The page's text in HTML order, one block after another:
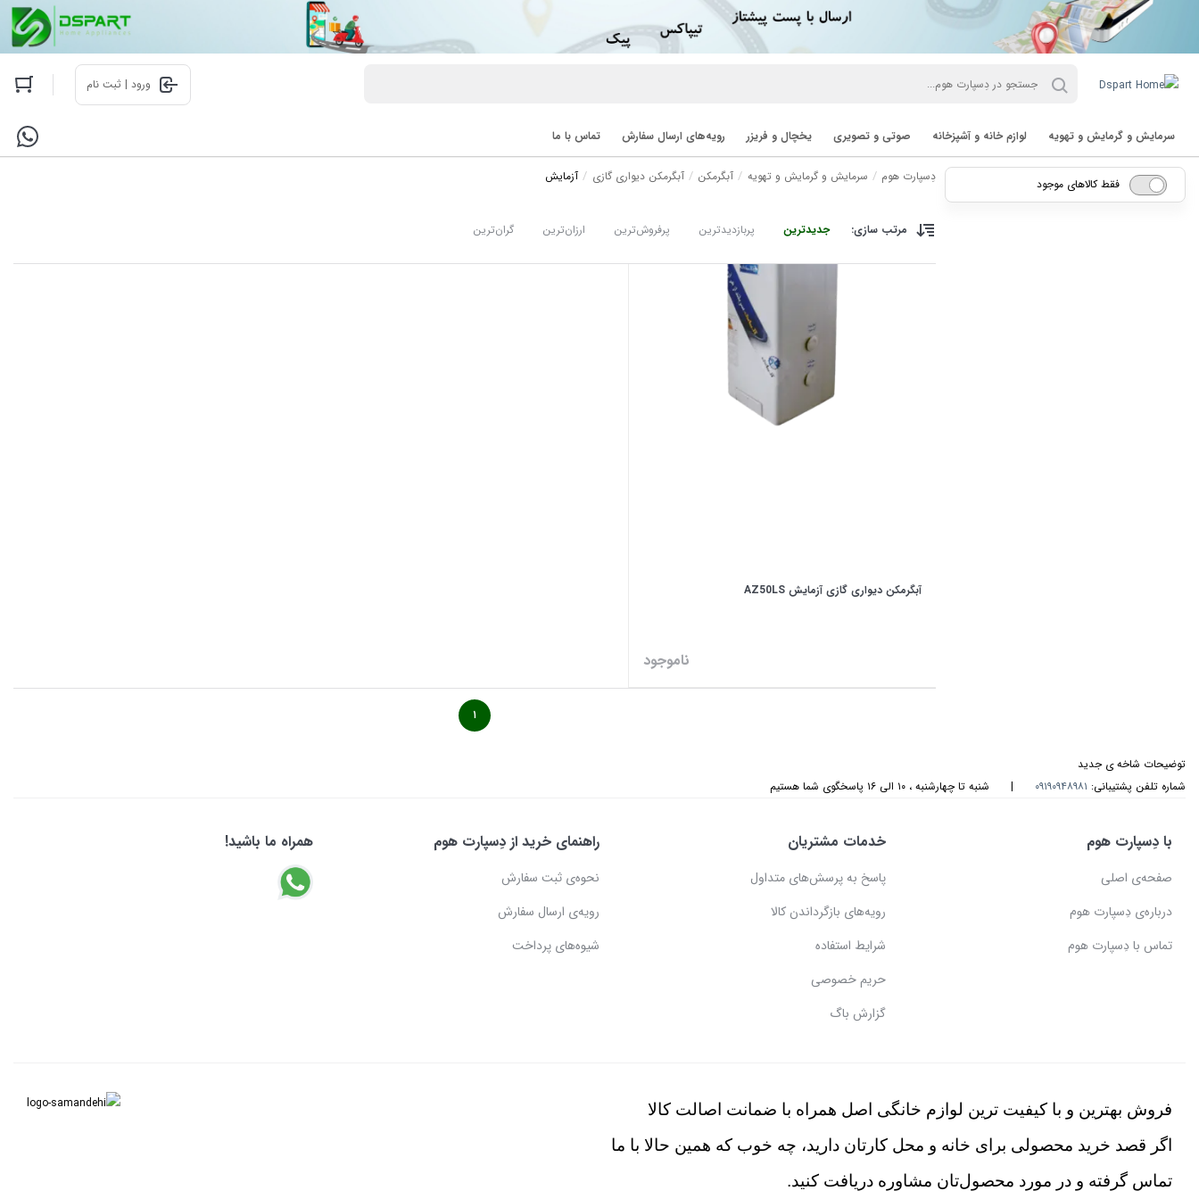
ورود | ثبت نام
سرمایش و گرمایش و تهویه لوازم خانه و آشپزخانه صوتی و تصویری یخچال و فریزر رویه‌های ارسال سفارش تماس با ما
دِسپارت هوم سرمایش و گرمایش و تهویه آبگرمکن آبگرمکن دیواری گازی آزمایش
مرتب سازی: جدیدترین پربازدیدترین پرفروش‌ترین ارزان‌ترین گران‌ترین
آبگرمکن دیواری گازی آزمایش AZ50LS
ناموجود
۱
فقط کالاهای موجود
توضیحات شاخه ی جدید
شماره تلفن پشتیبانی: ۰۹۱۹۰۹۴۸۹۸۱ | شنبه تا چهارشنبه ، ۱۰ الی ۱۶ پاسخگوی شما هستیم
با دِسپارت هوم
صفحه‌ی اصلی
درباره‌ی دِسپارت هوم
تماس با دِسپارت هوم
خدمات مشتریان
پاسخ به پرسش‌های متداول
رویه‌های بازگرداندن کالا
شرایط استفاده
حریم خصوصی
گزارش باگ
راهنمای خرید از دِسپارت هوم
نحوه‌ی ثبت سفارش
رویه‌ی ارسال سفارش
شیوه‌های پرداخت
همراه ما باشید!
فروش بهترین و با کیفیت ترین لوازم خانگی اصل همراه با ضمانت اصالت کالا
اگر قصد خرید محصولی برای خانه و محل کارتان دارید، چه خوب که همین حالا با ما
تماس گرفته و در مورد محصول‌تان مشاوره دریافت کنید.